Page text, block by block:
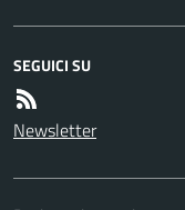
SEGUICI SU
Newsletter